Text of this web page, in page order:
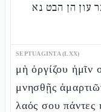
עון הן הבט נא
SEPTUAGINTA (LXX)
μὴ ὀργίζου ἡμῖν
μνησθῇς
λαός σου πάντες